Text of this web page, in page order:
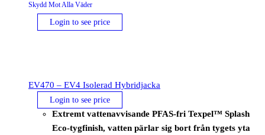
Skydd Mot Alla Väder
Login to see price
EV470 – EV4 Isolerad Hybridjacka
Login to see price
Extremt vattenavvisande PFAS-fri Texpel™ Splash
Eco-tygfinish, vatten pärlar sig bort från tygets yta